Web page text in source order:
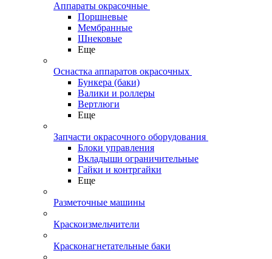
Аппараты окрасочные
Поршневые
Мембранные
Шнековые
Еще
Оснастка аппаратов окрасочных
Бункера (баки)
Валики и роллеры
Вертлюги
Еще
Запчасти окрасочного оборудования
Блоки управления
Вкладыши ограничительные
Гайки и контргайки
Еще
Разметочные машины
Краскоизмельчители
Красконагнетательные баки